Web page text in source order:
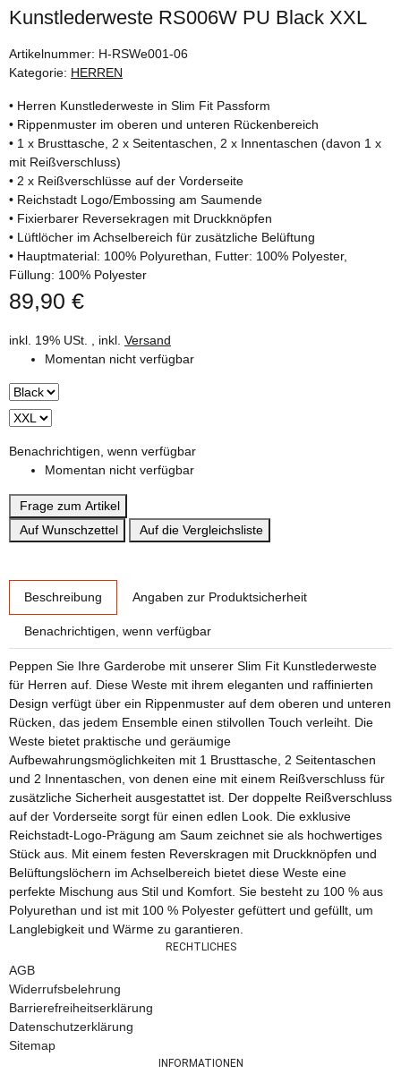
Kunstlederweste RS006W PU Black XXL
Artikelnummer: H-RSWe001-06
Kategorie: HERREN
• Herren Kunstlederweste in Slim Fit Passform
• Rippenmuster im oberen und unteren Rückenbereich
• 1 x Brusttasche, 2 x Seitentaschen, 2 x Innentaschen (davon 1 x
mit Reißverschluss)
• 2 x Reißverschlüsse auf der Vorderseite
• Reichstadt Logo/Embossing am Saumende
• Fixierbarer Reversekragen mit Druckknöpfen
• Lüftlöcher im Achselbereich für zusätzliche Belüftung
• Hauptmaterial: 100% Polyurethan, Futter: 100% Polyester,
Füllung: 100% Polyester
89,90 €
inkl. 19% USt. , inkl. Versand
Momentan nicht verfügbar
Benachrichtigen, wenn verfügbar
Momentan nicht verfügbar
Frage zum Artikel
Auf Wunschzettel
Auf die Vergleichsliste
Beschreibung Angaben zur Produktsicherheit
Benachrichtigen, wenn verfügbar
Peppen Sie Ihre Garderobe mit unserer Slim Fit Kunstlederweste
für Herren auf. Diese Weste mit ihrem eleganten und raffinierten
Design verfügt über ein Rippenmuster auf dem oberen und unteren
Rücken, das jedem Ensemble einen stilvollen Touch verleiht. Die
Weste bietet praktische und geräumige
Aufbewahrungsmöglichkeiten mit 1 Brusttasche, 2 Seitentaschen
und 2 Innentaschen, von denen eine mit einem Reißverschluss für
zusätzliche Sicherheit ausgestattet ist. Der doppelte Reißverschluss
auf der Vorderseite sorgt für einen edlen Look. Die exklusive
Reichstadt-Logo-Prägung am Saum zeichnet sie als hochwertiges
Stück aus. Mit einem festen Reverskragen mit Druckknöpfen und
Belüftungslöchern im Achselbereich bietet diese Weste eine
perfekte Mischung aus Stil und Komfort. Sie besteht zu 100 % aus
Polyurethan und ist mit 100 % Polyester gefüttert und gefüllt, um
Langlebigkeit und Wärme zu garantieren.
RECHTLICHES
AGB
Widerrufsbelehrung
Barrierefreiheitserklärung
Datenschutzerklärung
Sitemap
INFORMATIONEN